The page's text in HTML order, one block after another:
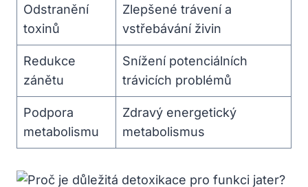
Odstranění
toxinů
Zlepšené trávení a
vstřebávání živin
Redukce
zánětu
Snížení potenciálních
trávicích problémů
Podpora
metabolismu
Zdravý energetický
metabolismus